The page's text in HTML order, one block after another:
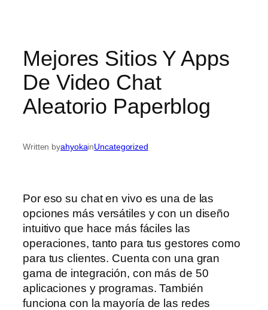
Mejores Sitios Y Apps
De Video Chat
Aleatorio Paperblog
Written byahyokainUncategorized
Por eso su chat en vivo es una de las
opciones más versátiles y con un diseño
intuitivo que hace más fáciles las
operaciones, tanto para tus gestores como
para tus clientes. Cuenta con una gran
gama de integración, con más de 50
aplicaciones y programas. También
funciona con la mayoría de las redes